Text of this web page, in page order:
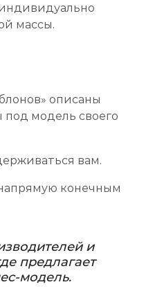
массы.
описаны
модель своего
вам.
конечным
и
предлагает
модель.